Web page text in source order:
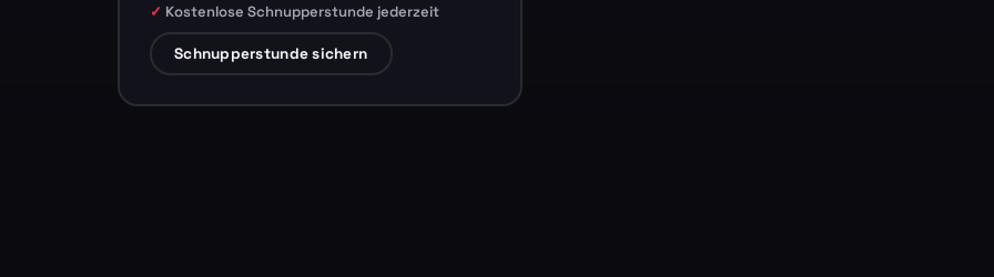
Kostenlose Schnupperstunde jederzeit
Schnupperstunde sichern